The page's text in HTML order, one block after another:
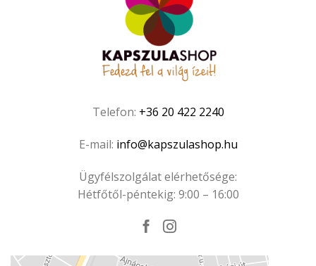
Telefon: +36 20 422 2240
E-mail: info@kapszulashop.hu
Ügyfélszolgálat elérhetősége:
Hétfőtől-péntekig: 9:00 – 16:00